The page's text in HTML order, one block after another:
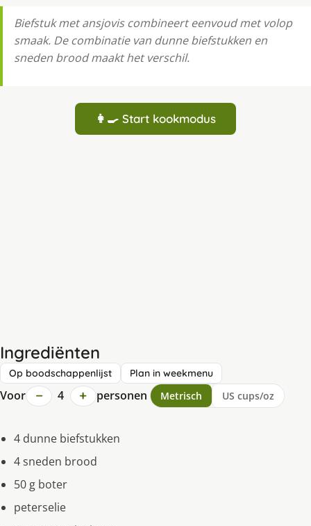
Biefstuk met ansjovis combineert eenvoud met volop
smaak. De combinatie van dunne biefstukken en
sneden brood maakt het verschil.
👩‍🍳 Start kookmodus
Ingrediënten
Op boodschappenlijst Plan in weekmenu
Voor − 4 + personen Metrisch US cups/oz
4 dunne biefstukken
4 sneden brood
50 g boter
peterselie